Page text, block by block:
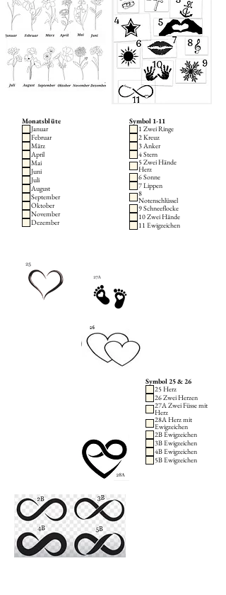
Monatsblüte
Januar
Februar
März
April
Mai
Juni
Juli
August
September
Oktober
November
Dezember
Symbol 1-11
1 Zwei Ringe
2 Kreuz
3 Anker
4 Stern
5 Zwei Hände
Herz
6 Sonne
7 Lippen
8
Notenschlüssel
9 Schneeflocke
10 Zwei Hände
11 Ewigzeichen
Symbol 25 & 26
25 Herz
26 Zwei Herzen
27A Zwei Füsse mit
Herz
28A Herz mit
Ewigzeichen
2B Ewigzeichen
3B Ewigzeichen
4B Ewigzeichen
5B Ewigzeichen